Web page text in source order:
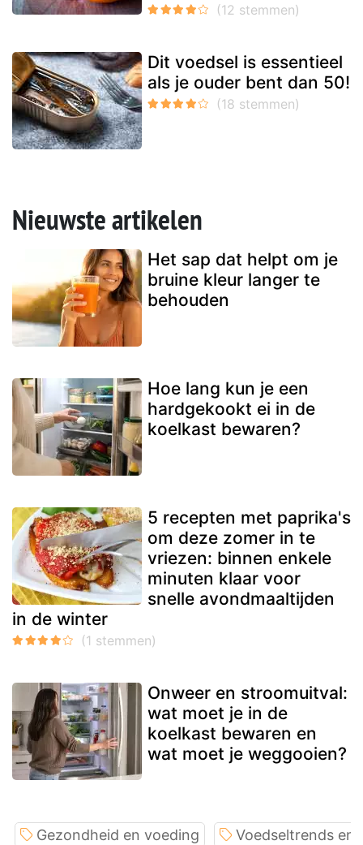
Dit voedsel is essentieel
als je ouder bent dan 50!
Nieuwste artikelen
Het sap dat helpt om je
bruine kleur langer te
behouden
Hoe lang kun je een
hardgekookt ei in de
koelkast bewaren?
5 recepten met paprika's
om deze zomer in te
vriezen: binnen enkele
minuten klaar voor
snelle avondmaaltijden
in de winter
Onweer en stroomuitval:
wat moet je in de
koelkast bewaren en
wat moet je weggooien?
Gezondheid en voeding Voedseltrends en